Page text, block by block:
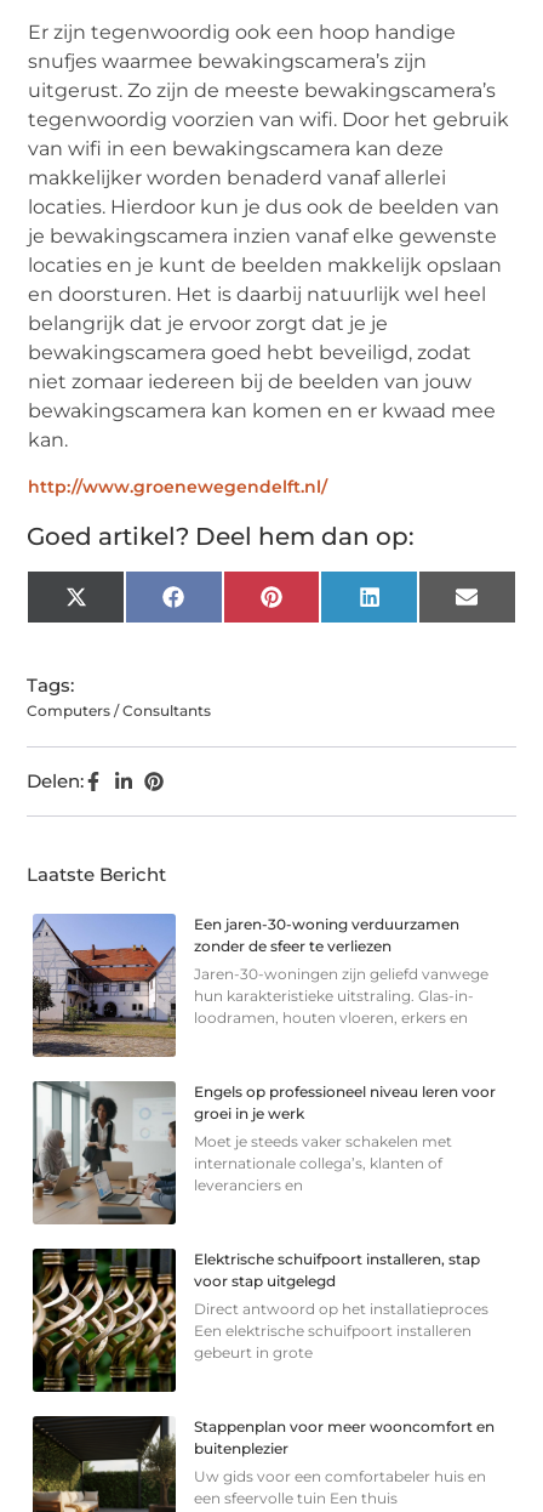
Er zijn tegenwoordig ook een hoop handige
snufjes waarmee bewakingscamera’s zijn
uitgerust. Zo zijn de meeste bewakingscamera’s
tegenwoordig voorzien van wifi. Door het gebruik
van wifi in een bewakingscamera kan deze
makkelijker worden benaderd vanaf allerlei
locaties. Hierdoor kun je dus ook de beelden van
je bewakingscamera inzien vanaf elke gewenste
locaties en je kunt de beelden makkelijk opslaan
en doorsturen. Het is daarbij natuurlijk wel heel
belangrijk dat je ervoor zorgt dat je je
bewakingscamera goed hebt beveiligd, zodat
niet zomaar iedereen bij de beelden van jouw
bewakingscamera kan komen en er kwaad mee
kan.
http://www.groenewegendelft.nl/
Goed artikel? Deel hem dan op:
X
(Twitter)
Facebook Pinterest LinkedIn Email
Tags:
Computers / Consultants
Delen:
Laatste Bericht
Een jaren-30-woning verduurzamen
zonder de sfeer te verliezen
Jaren-30-woningen zijn geliefd vanwege
hun karakteristieke uitstraling. Glas-in-
loodramen, houten vloeren, erkers en
Engels op professioneel niveau leren voor
groei in je werk
Moet je steeds vaker schakelen met
internationale collega’s, klanten of
leveranciers en
Elektrische schuifpoort installeren, stap
voor stap uitgelegd
Direct antwoord op het installatieproces
Een elektrische schuifpoort installeren
gebeurt in grote
Stappenplan voor meer wooncomfort en
buitenplezier
Uw gids voor een comfortabeler huis en
een sfeervolle tuin Een thuis